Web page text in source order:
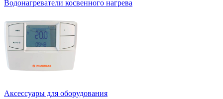
Водонагреватели косвенного нагрева
Аксессуары для оборудования